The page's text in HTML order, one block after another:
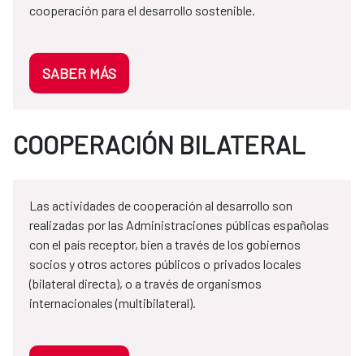
cooperación para el desarrollo sostenible.
SABER MÁS
COOPERACIÓN BILATERAL
Las actividades de cooperación al desarrollo son
realizadas por las Administraciones públicas españolas
con el país receptor, bien a través de los gobiernos
socios y otros actores públicos o privados locales
(bilateral directa), o a través de organismos
internacionales (multibilateral).